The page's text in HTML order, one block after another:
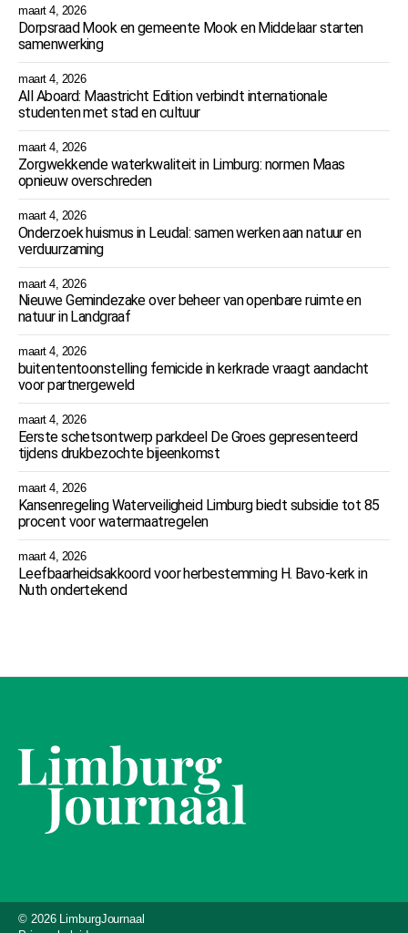
maart 4, 2026
Dorpsraad Mook en gemeente Mook en Middelaar starten
samenwerking
maart 4, 2026
All Aboard: Maastricht Edition verbindt internationale
studenten met stad en cultuur
maart 4, 2026
Zorgwekkende waterkwaliteit in Limburg: normen Maas
opnieuw overschreden
maart 4, 2026
Onderzoek huismus in Leudal: samen werken aan natuur en
verduurzaming
maart 4, 2026
Nieuwe Gemindezake over beheer van openbare ruimte en
natuur in Landgraaf
maart 4, 2026
buitententoonstelling femicide in kerkrade vraagt aandacht
voor partnergeweld
maart 4, 2026
Eerste schetsontwerp parkdeel De Groes gepresenteerd
tijdens drukbezochte bijeenkomst
maart 4, 2026
Kansenregeling Waterveiligheid Limburg biedt subsidie tot 85
procent voor watermaatregelen
maart 4, 2026
Leefbaarheidsakkoord voor herbestemming H. Bavo-kerk in
Nuth ondertekend
© 2026 LimburgJournaal